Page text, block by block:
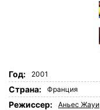
Год: 2001
Страна: Франция
Режиссер: Аньес Жауи